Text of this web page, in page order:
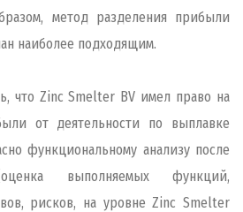
метод разделения прибыли
наиболее подходящим.
что Zinc Smelter BV имел право на
от деятельности по выплавке
функциональному анализу после
выполняемых функций,
рисков, на уровне Zinc Smelter